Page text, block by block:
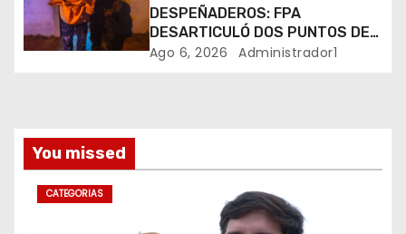
d
DESPEÑADEROS: FPA
DESARTICULÓ DOS PUNTOS DE
VENTA DE DROGAS. TRES
Ago 6, 2026 Administrador1
You missed
CATEGORIAS